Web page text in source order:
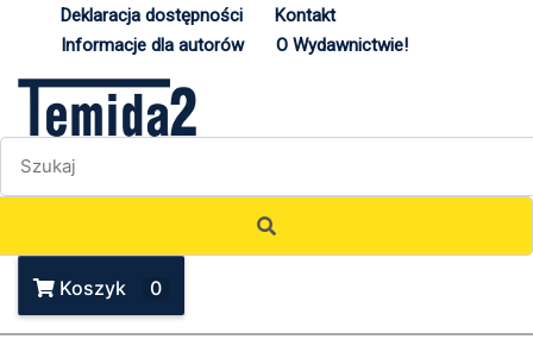
Deklaracja dostępności
Kontakt
Informacje dla autorów
O Wydawnictwie!
Koszyk 0